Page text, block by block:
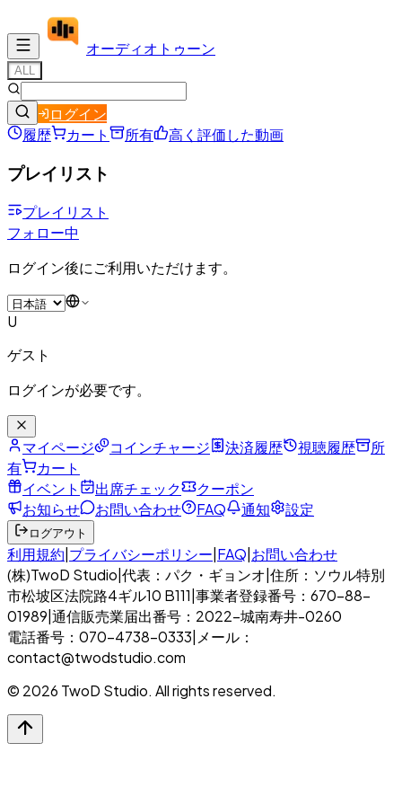
オーディオ トゥーン
ALL
ログイン
履歴
カート 所有 高く評価した動画
プレイリスト
プレイリスト
フォロー中
ログイン後にご利用いただけます。
U
ゲスト
ログインが必要です。
マイページ コインチャージ 決済履歴 視聴履歴
所
有
カート
イベント
出席チェック
クーポン
お知らせ
お問い合わせ FAQ 通知 設定
ログアウト
利用規約 プライバシーポリシー FAQ お問い合わせ
(株)TwoD Studio 代表：パク・ギョンオ 住所：ソウル特別
市松坡区法院路4ギル10 B111 事業者登録番号：670-88-
01989 通信販売業届出番号：2022-城南寿井-0260
電話番号：070-4738-0333 メール：
contact@twodstudio.com
© 2026 TwoD Studio. All rights reserved.